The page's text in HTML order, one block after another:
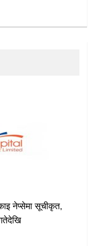
नेप्सेमा सूचीकृत,